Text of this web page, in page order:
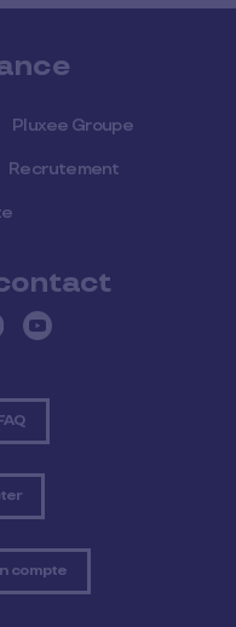
Pluxee Groupe
Recrutement
compte